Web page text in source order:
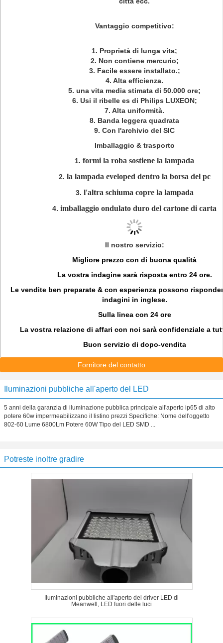
Vantaggio competitivo:
1. Proprietà di lunga vita;
2. Non contiene mercurio;
3. Facile essere installato.;
4. Alta efficienza.
5. una vita media stimata di 50.000 ore;
6. Usi il ribelle es di Philips LUXEON;
7. Alta uniformità.
8. Banda leggera quadrata
9. Con l'archivio del SIC
Imballaggio & trasporto
1. formi la roba sostiene la lampada
2. la lampada eveloped dentro la borsa del pc
3. l'altra schiuma copre la lampada
4. imballaggio ondulato duro del cartone di carta
Il nostro servizio:
Migliore prezzo con di buona qualità
La vostra indagine sarà risposta entro 24 ore.
Le vendite ben preparate & con esperienza possono
indagini in inglese.
Sulla linea con 24 ore
La vostra relazione di affari con noi sarà confidenziale a
Buon servizio di dopo-vendita
Fornitore del contatto
Iluminazioni pubbliche all'aperto del LED
5 anni della garanzia di iluminazione pubblica principale all'aperto ip65 di alto
potere 60w impermeabilizzano il listino prezzi Specifiche: Nome dell'oggetto
802-60 Lume 6800Lm Potere 60W Tipo del LED SMD ...
Potreste inoltre gradire
Iluminazioni pubbliche all'aperto del driver LED di
Meanwell, LED fuori delle luci